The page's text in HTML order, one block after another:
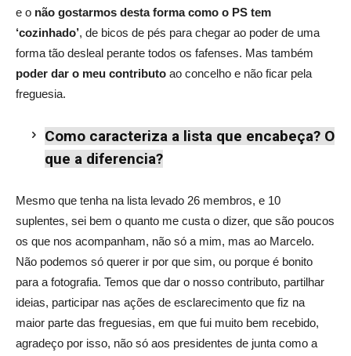
e o não gostarmos desta forma como o PS tem
‘cozinhado’, de bicos de pés para chegar ao poder de uma
forma tão desleal perante todos os fafenses. Mas também
poder dar o meu contributo ao concelho e não ficar pela
freguesia.
Como caracteriza a lista que encabeça? O
que a diferencia?
Mesmo que tenha na lista levado 26 membros, e 10
suplentes, sei bem o quanto me custa o dizer, que são poucos
os que nos acompanham, não só a mim, mas ao Marcelo.
Não podemos só querer ir por que sim, ou porque é bonito
para a fotografia. Temos que dar o nosso contributo, partilhar
ideias, participar nas ações de esclarecimento que fiz na
maior parte das freguesias, em que fui muito bem recebido,
agradeço por isso, não só aos presidentes de junta como a